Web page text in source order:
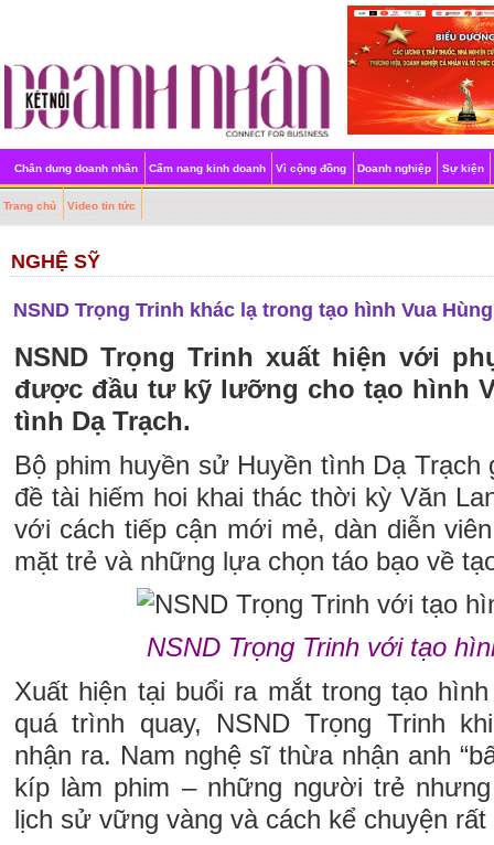
Chân dung doanh nhân Cẩm nang kinh doanh Vì cộng đồng Doanh nghiệp Sự kiện
Trang chủ Video tin tức
NGHỆ SỸ
NSND Trọng Trinh khác lạ trong tạo hình Vua Hùng
NSND Trọng Trinh xuất hiện với
được đầu tư kỹ lưỡng cho tạo hình
tình Dạ Trạch.
Bộ phim huyền sử Huyền tình Dạ
đề tài hiếm hoi khai thác thời kỳ Văn
với cách tiếp cận mới mẻ, dàn diễn
mặt trẻ và những lựa chọn táo bạo về
NSND Trọng Trinh với tạo
Xuất hiện tại buổi ra mắt trong tạo
quá trình quay, NSND Trọng Trinh
nhận ra. Nam nghệ sĩ thừa nhận anh
kíp làm phim – những người trẻ
lịch sử vững vàng và cách kể chuyện